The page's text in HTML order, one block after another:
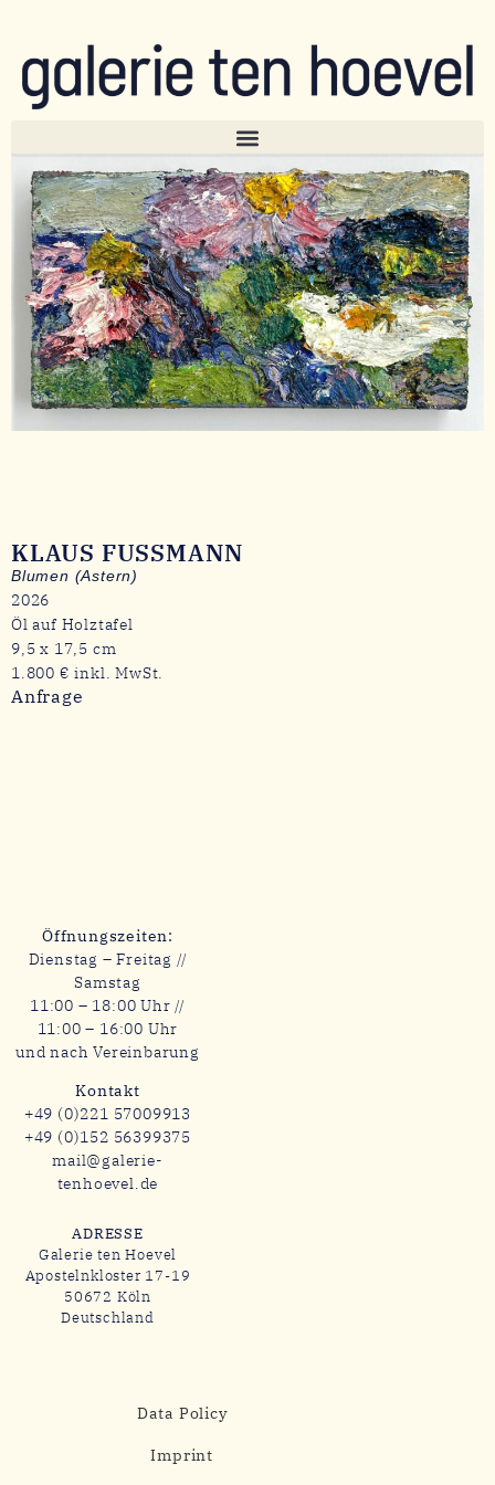
KLAUS FUSSMANN
Blumen (Astern)
2026
Öl auf Holztafel
9,5 x 17,5 cm
1.800 € inkl. MwSt.
Anfrage
Öffnungszeiten:
Dienstag – Freitag //
Samstag
11:00 – 18:00 Uhr //
11:00 – 16:00 Uhr
und nach Vereinbarung
Kontakt
+49 (0)221 57009913
+49 (0)152 56399375
mail@galerie-
tenhoevel.de
ADRESSE
Galerie ten Hoevel
Apostelnkloster 17-19
50672 Köln
Deutschland
Data Policy
Imprint